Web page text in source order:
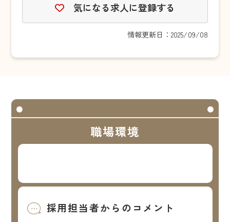
気になる求人に登録する
情報更新日：2025/09/08
職場環境
採用担当者からのコメント